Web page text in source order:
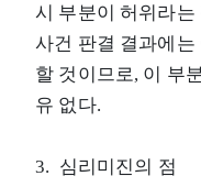
시 부분이 허위라는
사건 판결 결과에
할 것이므로, 이 부
유 없다.
3. 심리미진의 점